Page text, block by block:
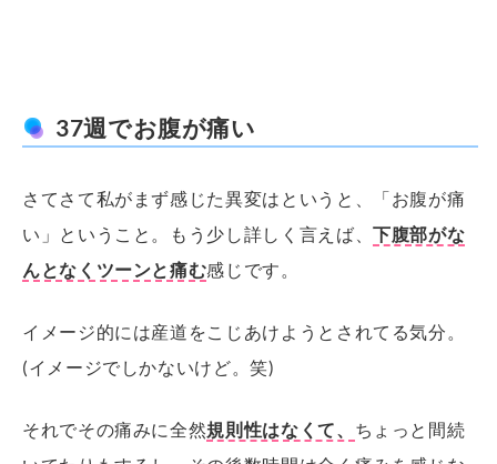
37週でお腹が痛い
さてさて私がまず感じた異変はというと、「お腹が痛
い」ということ。もう少し詳しく言えば、下腹部がな
んとなくツーンと痛む感じです。
イメージ的には産道をこじあけようとされてる気分。
(イメージでしかないけど。笑)
それでその痛みに全然規則性はなくて、 ちょっと間続